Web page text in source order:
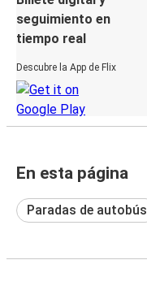
seguimiento en
tiempo real
Descubre la App de Flix
En esta página
Paradas de autobús